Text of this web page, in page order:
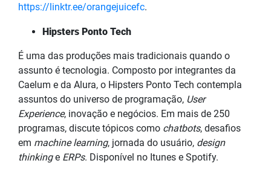
https://linktr.ee/orangejuicefc.
Hipsters Ponto Tech
É uma das produções mais tradicionais quando o
assunto é tecnologia. Composto por integrantes da
Caelum e da Alura, o Hipsters Ponto Tech contempla
assuntos do universo de programação, User
Experience, inovação e negócios. Em mais de 250
programas, discute tópicos como chatbots, desafios
em machine learning, jornada do usuário, design
thinkinge ERPs. Disponível no Itunes e Spotify.